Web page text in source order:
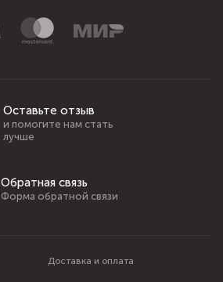
Доставка и оплата
Оставьте отзыв
и помогите нам стать
лучше
Обратная связь
Форма обратной связи